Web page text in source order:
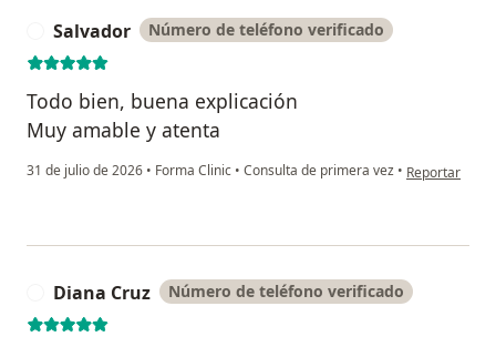
Salvador Número de teléfono verificado
Todo bien, buena explicación
Muy amable y atenta
31 de julio de 2026 • Forma Clinic • Consulta de primera vez • en opinión
Reportar
Diana Cruz Número de teléfono verificado